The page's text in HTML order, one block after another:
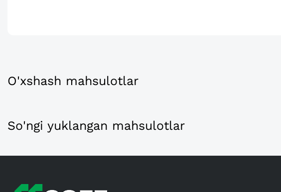
O'xshash mahsulotlar
So'ngi yuklangan mahsulotlar